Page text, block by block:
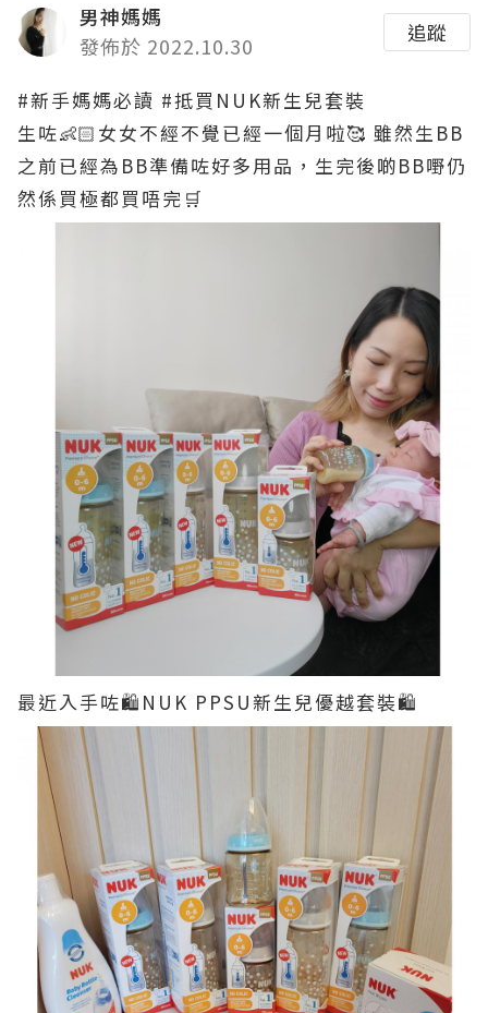
男神媽媽
發佈於 2022.10.30
追蹤
#新手媽媽必讀 #抵買NUK新生兒套裝
生咗👶🏻女女不經不覺已經一個月啦🥰 雖然生BB
之前已經為BB準備咗好多用品，生完後啲BB嘢仍
然係買極都買唔完🛒
最近入手咗🛍NUK PPSU新生兒優越套裝🛍